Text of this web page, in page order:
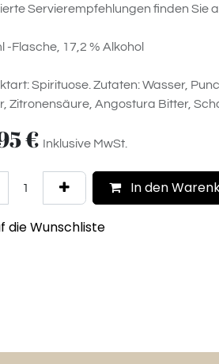
Servierempfehlungen finden Sie
-Flasche, 17,2 % Alkohol
Spirituose. Zutaten: Wasser,
Zitronensäure, Angostura Bitter,
€ Inklusive MwSt.
In den
die Wunschliste